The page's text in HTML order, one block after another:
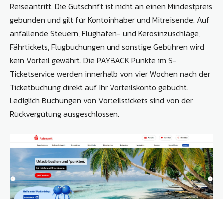
Reiseantritt. Die Gutschrift ist nicht an einen Mindestpreis
gebunden und gilt für Kontoinhaber und Mitreisende. Auf
anfallende Steuern, Flughafen- und Kerosinzuschläge,
Fährtickets, Flugbuchungen und sonstige Gebühren wird
kein Vorteil gewährt. Die PAYBACK Punkte im S-
Ticketservice werden innerhalb von vier Wochen nach der
Ticketbuchung direkt auf Ihr Vorteilskonto gebucht.
Lediglich Buchungen von Vorteilstickets sind von der
Rückvergütung ausgeschlossen.